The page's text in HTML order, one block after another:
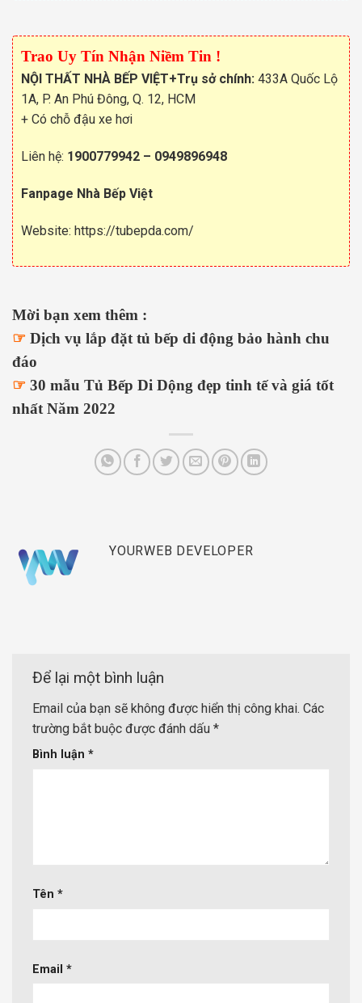
Trao Uy Tín Nhận Niềm Tin !
NỘI THẤT NHÀ BẾP VIỆT+Trụ sở chính: 433A Quốc Lộ
1A, P. An Phú Đông, Q. 12, HCM
+ Có chỗ đậu xe hơi
Liên hệ: 1900779942 – 0949896948
Fanpage Nhà Bếp Việt
Website: https://tubepda.com/
Mời bạn xem thêm :
☞ Dịch vụ lắp đặt tủ bếp di động bảo hành chu
đáo
☞ 30 mẫu Tủ Bếp Di Dộng đẹp tinh tế và giá tốt
nhất Năm 2022
YOURWEB DEVELOPER
Để lại một bình luận
Email của bạn sẽ không được hiển thị công khai. Các
trường bắt buộc được đánh dấu *
Bình luận *
Tên *
Email *